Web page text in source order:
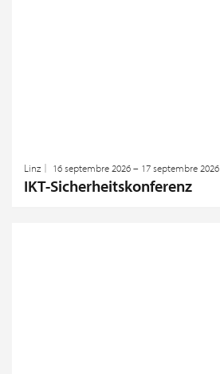
Linz 16 septembre 2026 – 17 septembre 2026
IKT-Sicherheitskonferenz